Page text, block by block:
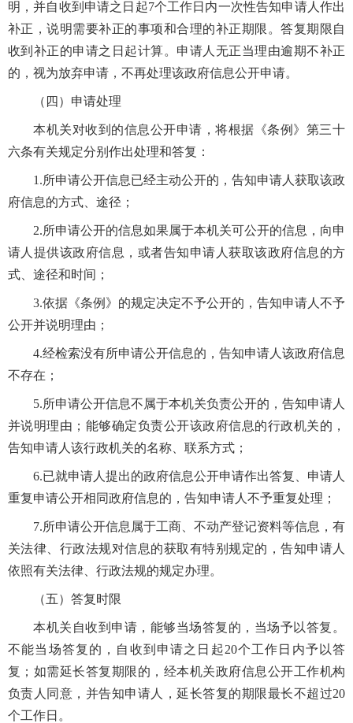
明，并自收到申请之日起7个工作日内一次性告知申请人作出
补正，说明需要补正的事项和合理的补正期限。答复期限自
收到补正的申请之日起计算。申请人无正当理由逾期不补正
的，视为放弃申请，不再处理该政府信息公开申请。
（四）申请处理
本机关对收到的信息公开申请，将根据《条例》第三十
六条有关规定分别作出处理和答复：
1.所申请公开信息已经主动公开的，告知申请人获取该政
府信息的方式、途径；
2.所申请公开的信息如果属于本机关可公开的信息，向申
请人提供该政府信息，或者告知申请人获取该政府信息的方
式、途径和时间；
3.依据《条例》的规定决定不予公开的，告知申请人不予
公开并说明理由；
4.经检索没有所申请公开信息的，告知申请人该政府信息
不存在；
5.所申请公开信息不属于本机关负责公开的，告知申请人
并说明理由；能够确定负责公开该政府信息的行政机关的，
告知申请人该行政机关的名称、联系方式；
6.已就申请人提出的政府信息公开申请作出答复、申请人
重复申请公开相同政府信息的，告知申请人不予重复处理；
7.所申请公开信息属于工商、不动产登记资料等信息，有
关法律、行政法规对信息的获取有特别规定的，告知申请人
依照有关法律、行政法规的规定办理。
（五）答复时限
本机关自收到申请，能够当场答复的，当场予以答复。
不能当场答复的，自收到申请之日起20个工作日内予以答
复；如需延长答复期限的，经本机关政府信息公开工作机构
负责人同意，并告知申请人，延长答复的期限最长不超过20
个工作日。